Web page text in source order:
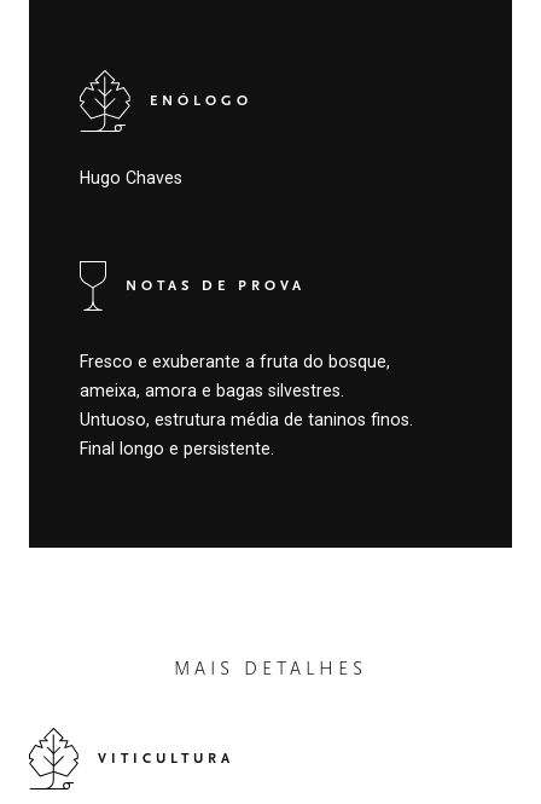
ENÓLOGO
Hugo Chaves
NOTAS DE PROVA
Fresco e exuberante a fruta do bosque,
ameixa, amora e bagas silvestres.
Untuoso, estrutura média de taninos finos.
Final longo e persistente.
MAIS DETALHES
VITICULTURA